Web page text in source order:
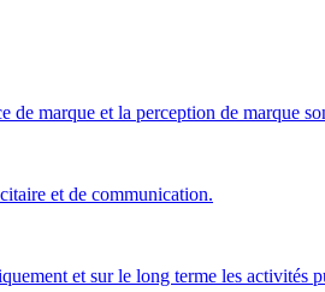
marque et la perception de marque
et de communication.
et sur le long terme les